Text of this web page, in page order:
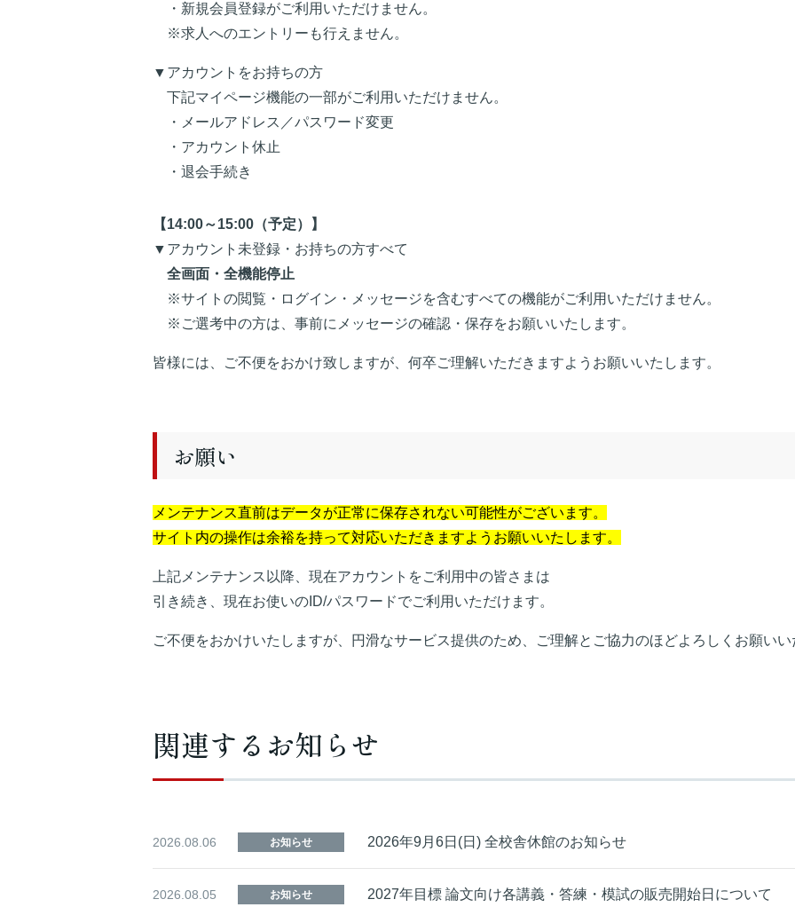
・新規会員登録がご利用いただけません。
※求人へのエントリーも行えません。
▼アカウントをお持ちの方
下記マイページ機能の一部がご利用いただけません。
・メールアドレス／パスワード変更
・アカウント休止
・退会手続き
【14:00～15:00（予定）】
▼アカウント未登録・お持ちの方すべて
全画面・全機能停止
※サイトの閲覧・ログイン・メッセージを含むすべての機能がご利用いただけません。
※ご選考中の方は、事前にメッセージの確認・保存をお願いいたします。
皆様には、ご不便をおかけ致しますが、何卒ご理解いただきますようお願いいたします。
お願い
メンテナンス直前はデータが正常に保存されない可能性がございます。
サイト内の操作は余裕を持って対応いただきますようお願いいたします。
上記メンテナンス以降、現在アカウントをご利用中の皆さまは
引き続き、現在お使いのID/パスワードでご利用いただけます。
ご不便をおかけいたしますが、円滑なサービス提供のため、ご理解とご協力のほどよろしくお願いい
関連するお知らせ
2026.08.06 お知らせ 2026年9月6日(日) 全校舎休館のお知らせ
2026.08.05 お知らせ 2027年目標 論文向け各講義・答練・模試の販売開始日について